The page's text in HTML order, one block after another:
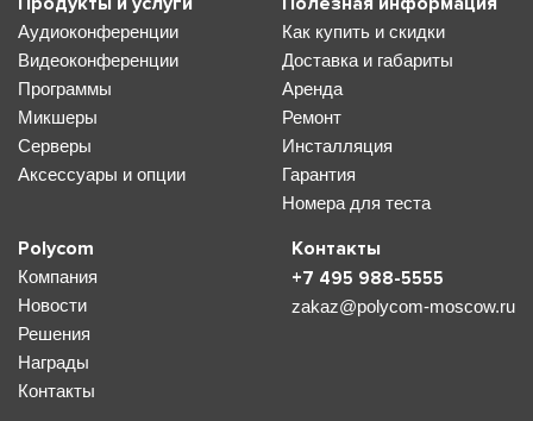
Аудиоконференции
Видеоконференции
Программы
Микшеры
Серверы
Аксессуары и опции
Как купить и скидки
Доставка и габариты
Аренда
Ремонт
Инсталляция
Гарантия
Номера для теста
Polycom
Компания
Новости
Решения
Награды
Контакты
Контакты
+7 495 988-5555
zakaz@polycom-moscow.ru